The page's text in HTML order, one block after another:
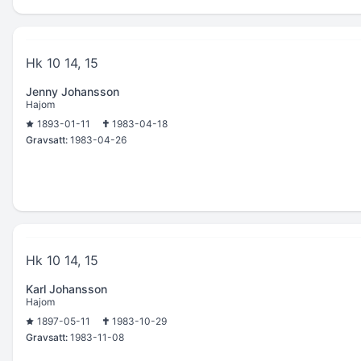
Hk 10 14, 15
Jenny Johansson
Hajom
1893-01-11
1983-04-18
Gravsatt: 1983-04-26
Hk 10 14, 15
Karl Johansson
Hajom
1897-05-11
1983-10-29
Gravsatt: 1983-11-08